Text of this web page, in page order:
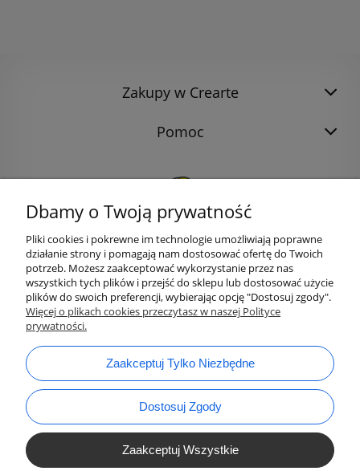
Zakupy w Crearte
Pomoc
email:bok@ArtykulyDlaPlastykow.pl
Dbamy o Twoją prywatność
Pliki cookies i pokrewne im technologie umożliwiają poprawne
działanie strony i pomagają nam dostosować ofertę do Twoich
potrzeb. Możesz zaakceptować wykorzystanie przez nas
wszystkich tych plików i przejść do sklepu lub dostosować użycie
plików do swoich preferencji, wybierając opcję "Dostosuj zgody".
Więcej o plikach cookies przeczytasz w naszej Polityce
prywatności.
Zaakceptuj Tylko Niezbędne
Dostosuj Zgody
Zaakceptuj Wszystkie